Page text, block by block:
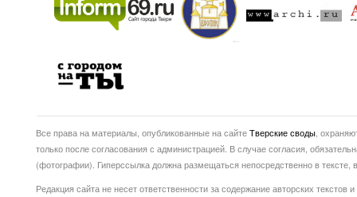
Все права на материалы, опубликованные на сайтеТверские своды ,
только после согласования с администрацией. В случае согласия,
(фотографии). Гиперссылка должна размещаться непосредственно в
Редакция сайта не несет ответственности за содержание авторских